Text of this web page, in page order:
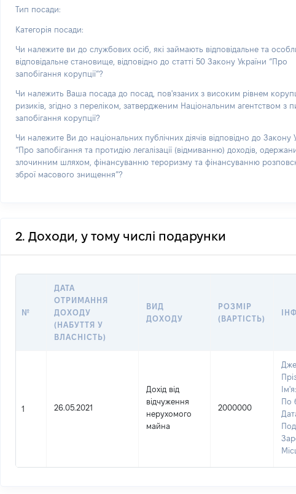
Тип посади:
Категорія посади:
Чи належите ви до службових осіб, які займають відповідальне та
відповідальне становище, відповідно до статті 50 Закону України “Про
запобігання корупції”?
Чи належить Ваша посада до посад, пов'язаних з високим рівнем
ризиків, згідно з переліком, затвердженим Національним агентством з
запобігання корупції?
Чи належите Ви до національних публічних діячів відповідно до Закону
“Про запобігання та протидію легалізації (відмиванню) доходів,
злочинним шляхом, фінансуванню тероризму та фінансуванню
зброї масового знищення”?
2. Доходи, у тому числі подарунки
№
ДАТА
ОТРИМАННЯ
ДОХОДУ
(НАБУТТЯ У
ВЛАСНІСТЬ)
ВИД
ДОХОДУ
РОЗМІР
(ВАРТІСТЬ)
1 26.05.2021
Дохід від
відчуження
нерухомого
майна
2000000
Ім'я:
По